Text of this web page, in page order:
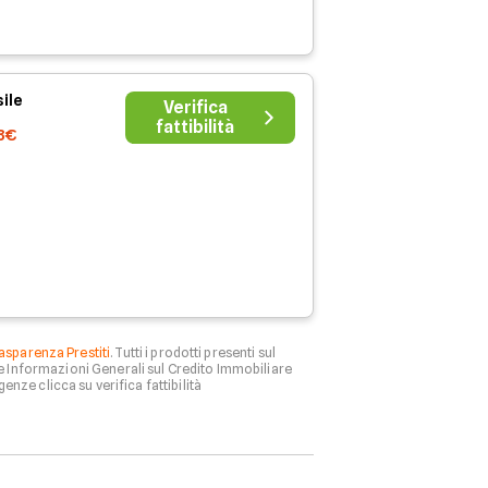
Verifica
fattibilità
Prestiti. Tutti i prodotti presenti sul
Informazioni Generali sul Credito Immobiliare
clicca su verifica fattibilità